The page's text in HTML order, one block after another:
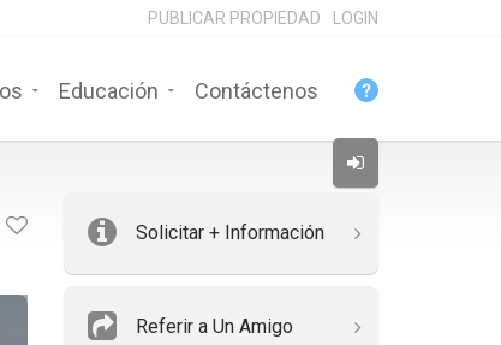
PUBLICAR PROPIEDAD LOGIN
Educación Contáctenos
Solicitar + Información
Referir a Un Amigo